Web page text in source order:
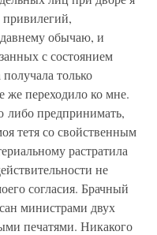
обычаю, и
с состоянием
только
же переходило ко мне.
либо предпринимать,
тетя со свойственным
растратила
не
согласия. Брачный
министрами двух
печатями. Никакого